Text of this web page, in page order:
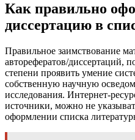
Как правильно
диссертацию в
Правильное заимствование
авторефератов/диссертаций,
степени проявить умение
собственную научную
исследования. Интернет-
источники, можно не
оформлении списка